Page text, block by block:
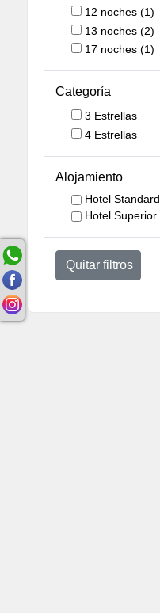
12 noches (1)
13 noches (2)
17 noches (1)
Categoría
3 Estrellas
4 Estrellas
Alojamiento
Hotel Standard
Hotel Superior
Quitar filtros